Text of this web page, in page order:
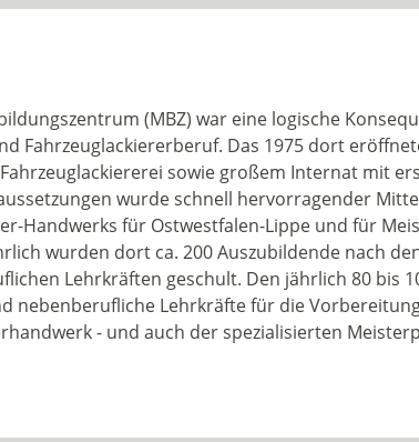
(MBZ) war eine logische
Fahrzeuglackiererberuf. Das 1975 dort
sowie großem Internat mit
wurde schnell hervorragender
Handwerks für Ostwestfalen-Lippe und für
wurden dort ca. 200 Auszubildende nach
Lehrkräften geschult. Den jährlich 80 bis
Lehrkräfte für die
- und auch der spezialisierten